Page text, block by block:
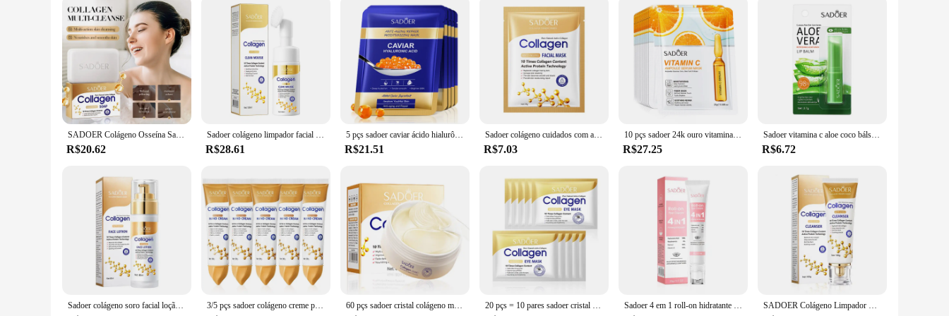
SADOER Colágeno Osseína Sabonete Facial Espuma de Lavagem Facial Limpador Hidratante Controle de Óleo Corpo Banho Sabonete Artesanal
R$20.62
Sadoer colágeno limpador facial mousse limpeza profunda cuidados com a pele hidratante endurecimento rosto lavagem espuma limpador produtos de cuidados com a pele
R$28.61
5 pçs sadoer caviar ácido hialurônico hidratante máscaras faciais iluminando endurecimento hidratante máscara facial produtos de cuidados com a pele
R$21.51
Sadoer colágeno cuidados com a pele série máscara facial de colágeno hidratante anti-envelhecimento reparação iluminando a pele máscara facial cuidados com a pele facial
R$7.03
10 pçs sadoer 24k ouro vitamina c ácido hialurônico máscara facial hidratante endurecimento hidratante máscaras faciais produtos de cuidados com a pele
R$27.25
Sadoer vitamina c aloe coco bálsamo labial hidratante anti rachaduras reparação hidratante batom nutritivo lábios produtos de cuidados com a pele
R$6.72
Sadoer colágeno soro facial loção facial hidratante emulsão facial controle de óleo reabastecimento de água refrescante essência facial 3/5 pçs sadoer colágeno creme para as mãos pele friming hidratante brilho hidratante mãos cremes produtos de cuidados com a pele das mãos 60 pçs sadoer cristal colágeno máscara de olho anti círculos escuros remoção olhos sacos hidratante olhos remendos gel máscaras cuidados com a pele 20 pçs = 10 pares sadoer cristal colágeno máscara de olho anti círculos escuros remover sacos de olhos hidratante remendos de olhos máscaras de gel cuidados com a pele Sadoer 4 em 1 roll-on hidratante creme para os olhos anti círculos escuros sacos de olhos endurecimento hidratante soro de olho cuidados com a pele para beleza olhos SADOER Colágeno Limpador Facial cuidados com a pele Firmador Hidratante Rosto Limpeza Rosto Lavagem Espuma Limpador Produtos de Cuidados com a Pele